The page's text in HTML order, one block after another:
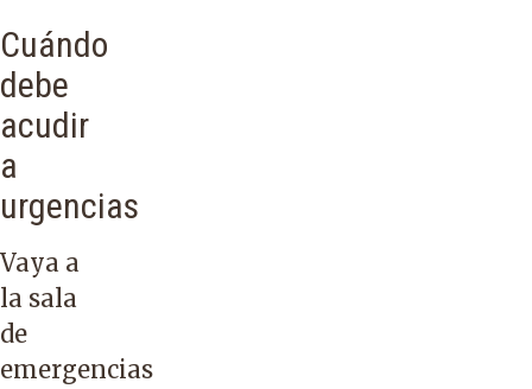
Cuándo
debe
acudir
a
urgencias
Vaya a
la sala
de
emergencias